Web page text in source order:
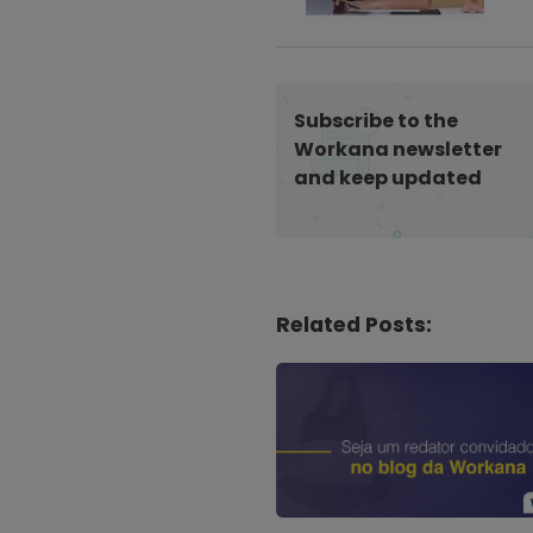
Subscribe to the
Workana newsletter
and keep updated
Related Posts: